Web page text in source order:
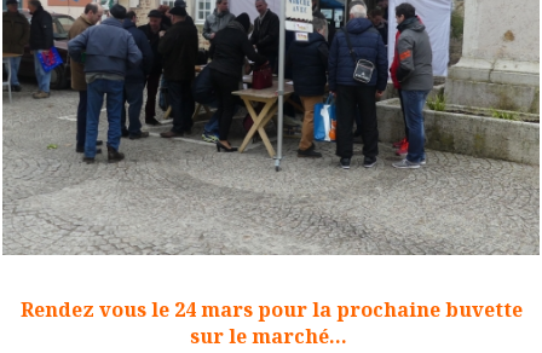
Rendez vous le 24 mars pour la prochaine buvette
sur le marché...